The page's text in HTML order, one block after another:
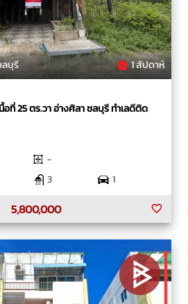
ลบุรี 1 สัปดาห์
ที่ 25 ตร.วา อ่างศิลา ชลบุรี ทำเลดีติด
-
3
1
5,800,000